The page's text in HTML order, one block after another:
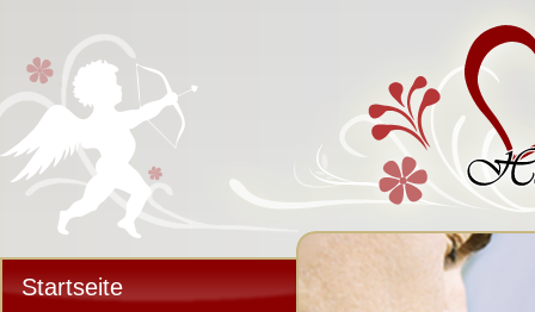
Startseite